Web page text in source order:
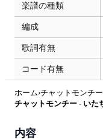
楽譜の種類
編成
歌詞有無
コード有無
ホーム›チャットモンチー
内容